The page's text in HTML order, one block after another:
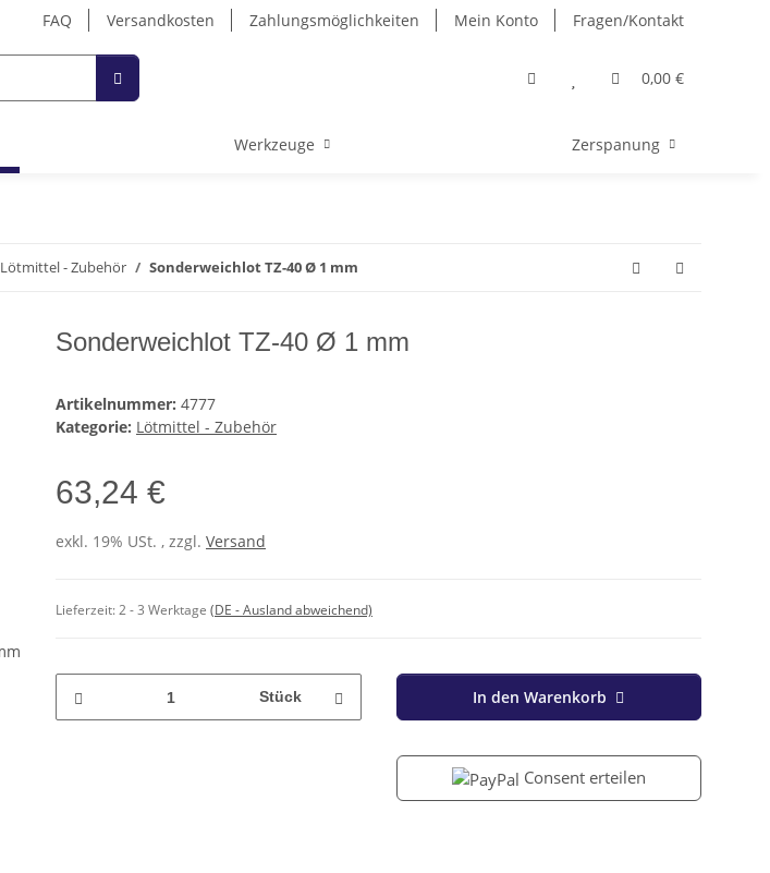
FAQ Versandkosten Zahlungsmöglichkeiten Mein Konto Fragen/Kontakt
0,00 €
Werkzeuge Zerspanung
Lötmittel - Zubehör Sonderweichlot TZ-40 Ø 1 mm
Sonderweichlot TZ-40 Ø 1 mm
Artikelnummer: 4777
Kategorie: Lötmittel - Zubehör
63,24 €
exkl. 19% USt. , zzgl. Versand
Lieferzeit:2 - 3 Werktage (DE - Ausland abweichend)
Stück In den Warenkorb
Consent erteilen